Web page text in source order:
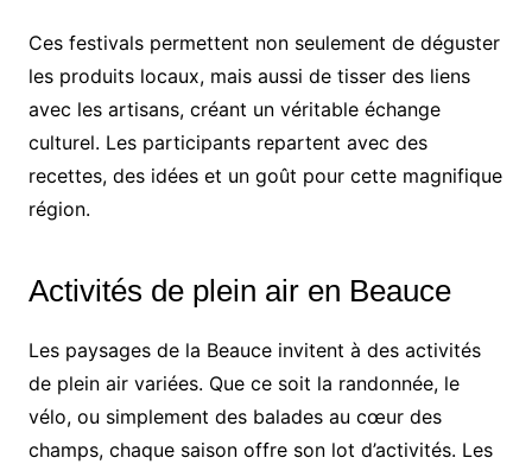
Ces festivals permettent non seulement de déguster
les produits locaux, mais aussi de tisser des liens
avec les artisans, créant un véritable échange
culturel. Les participants repartent avec des
recettes, des idées et un goût pour cette magnifique
région.
Activités de plein air en Beauce
Les paysages de la Beauce invitent à des activités
de plein air variées. Que ce soit la randonnée, le
vélo, ou simplement des balades au cœur des
champs, chaque saison offre son lot d’activités. Les